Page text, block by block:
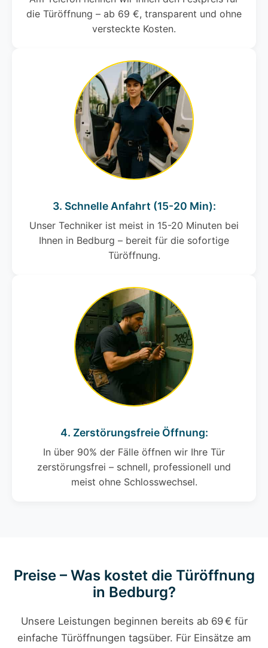
die Türöffnung – ab 69 €, transparent und ohne
versteckte Kosten.
3. Schnelle Anfahrt (15-20 Min):
Unser Techniker ist meist in 15-20 Minuten bei
Ihnen in Bedburg – bereit für die sofortige
Türöffnung.
4. Zerstörungsfreie Öffnung:
In über 90% der Fälle öffnen wir Ihre Tür
zerstörungsfrei – schnell, professionell und
meist ohne Schlosswechsel.
Preise – Was kostet die Türöffnung
in Bedburg?
Unsere Leistungen beginnen bereits ab 69 € für
einfache Türöffnungen tagsüber. Für Einsätze am